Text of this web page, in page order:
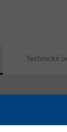
Technické